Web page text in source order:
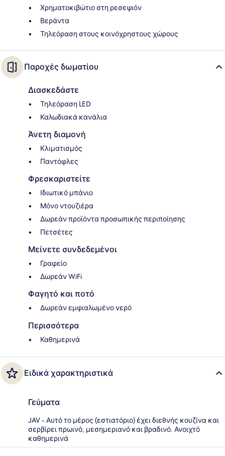
Χρηματοκιβώτιο στη ρεσεψιόν
Βεράντα
Τηλεόραση στους κοινόχρηστους χώρους
Παροχές δωματίου
Διασκεδάστε
Τηλεόραση LED
Καλωδιακά κανάλια
Άνετη διαμονή
Κλιματισμός
Παντόφλες
Φρεσκαριστείτε
Ιδιωτικό μπάνιο
Μόνο ντουζιέρα
Δωρεάν προϊόντα προσωπικής περιποίησης
Πετσέτες
Μείνετε συνδεδεμένοι
Γραφείο
Δωρεάν WiFi
Φαγητό και ποτό
Δωρεάν εμφιαλωμένο νερό
Περισσότερα
Καθημερινά
Ειδικά χαρακτηριστικά
Γεύματα
JAV - Αυτό το μέρος (εστιατόριο) έχει διεθνής κουζίνα και
σερβίρει πρωινό, μεσημεριανό και βραδινό. Ανοιχτό
καθημερινά